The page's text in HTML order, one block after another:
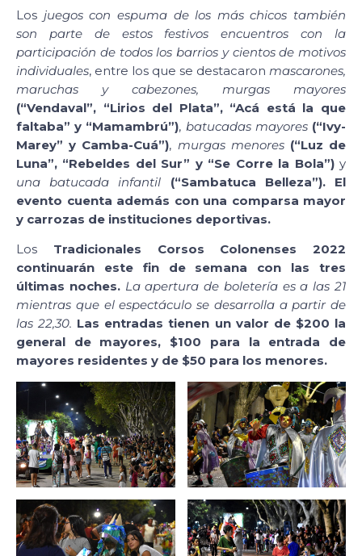
Los juegos con espuma de los más chicos también
son parte de estos festivos encuentros con la
participación de todos los barrios y cientos de motivos
individuales, entre los que se destacaron mascarones,
maruchas y cabezones, murgas mayores
(“Vendaval”, “Lirios del Plata”, “Acá está la que
faltaba” y “Mamambrú”), batucadas mayores (“Ivy-
Marey” y Camba-Cuá”), murgas menores (“Luz de
Luna”, “Rebeldes del Sur” y “Se Corre la Bola”)y
una batucada infantil (“Sambatuca Belleza”).
El
evento cuenta además con una comparsa mayor
y carrozas de instituciones deportivas.
Los Tradicionales Corsos Colonenses 2022
continuarán este fin de semana con las tres
últimas noches. La apertura de boletería es a las 21
mientras que el espectáculo se desarrolla a partir de
las 22,30. Las entradas tienen un valor de $200 la
general de mayores, $100 para la entrada de
mayores residentes y de $50 para los menores.